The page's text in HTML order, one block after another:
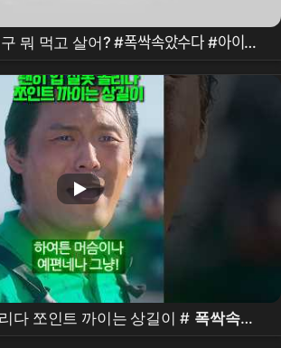
고 살어? #폭싹속았수다 #아이유
#박보검
다 쪼인트 까이는 상길이 # 폭싹속았
수다